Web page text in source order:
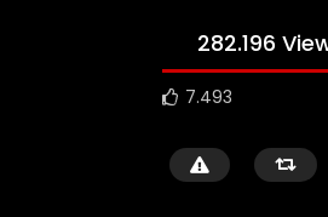
282.196
7.493